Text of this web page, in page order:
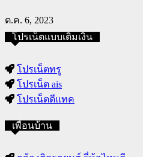
ต.ค. 6, 2023
โปรเน็ตแบบเติมเงิน
โปรเน็ตทรู
โปรเน็ต ais
โปรเน็ตดีแทค
เพื่อนบ้าน